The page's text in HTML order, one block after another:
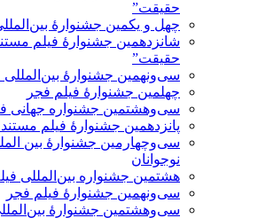
حقیقت”
چهل و یکمین جشنوارۀ
شانزدهمین جشنوارۀ فیلم
حقیقت”
سی‌ونهمین جشنوارۀ بین‌المللی
چهلمین جشنوارۀ فیلم فجر
سی‌وهشتمین جشنواره جهانی
پانزدهمین جشنوارۀ فیلم
سی‌وچهارمین جشنوارۀ بین
نوجوانان
هشتمین جشنواره بین‌المللی
سی‌و‌نهمین جشنوارۀ فیلم فجر
سی‌وهشتمین جشنوارۀ